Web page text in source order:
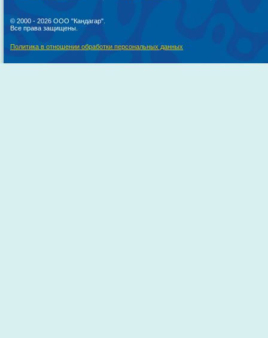
© 2000 - 2026 ООО "Кандагар".
Все права защищены.
Политика в отношении обработки персональных данных